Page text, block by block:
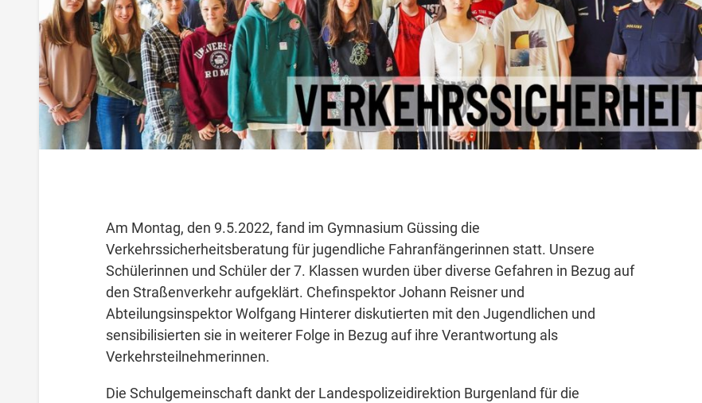
Am Montag, den 9.5.2022, fand im Gymnasium Güssing die
Verkehrssicherheitsberatung für jugendliche Fahranfängerinnen statt. Unsere
Schülerinnen und Schüler der 7. Klassen wurden über diverse Gefahren in Bezug auf
den Straßenverkehr aufgeklärt. Chefinspektor Johann Reisner und
Abteilungsinspektor Wolfgang Hinterer diskutierten mit den Jugendlichen und
sensibilisierten sie in weiterer Folge in Bezug auf ihre Verantwortung als
Verkehrsteilnehmerinnen.
Die Schulgemeinschaft dankt der Landespolizeidirektion Burgenland für die